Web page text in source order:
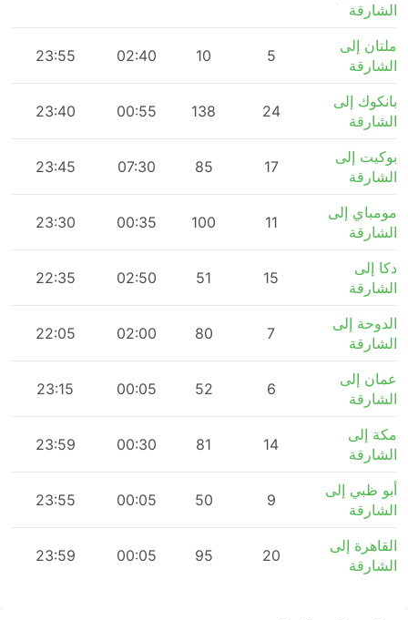
الشارقة
ملتان إلى
الشارقة
5
10
02:40
23:55
بانكوك إلى
الشارقة
24
138
00:55
23:40
بوكيت إلى
الشارقة
17
85
07:30
23:45
مومباي إلى
الشارقة
11
100
00:35
23:30
دكا إلى
الشارقة
15
51
02:50
22:35
الدوحة إلى
الشارقة
7
80
02:00
22:05
عمان إلى
الشارقة
6
52
00:05
23:15
مكة إلى
الشارقة
14
81
00:30
23:59
أبو ظبي إلى
الشارقة
9
50
00:05
23:55
القاهرة إلى
الشارقة
20
95
00:05
23:59